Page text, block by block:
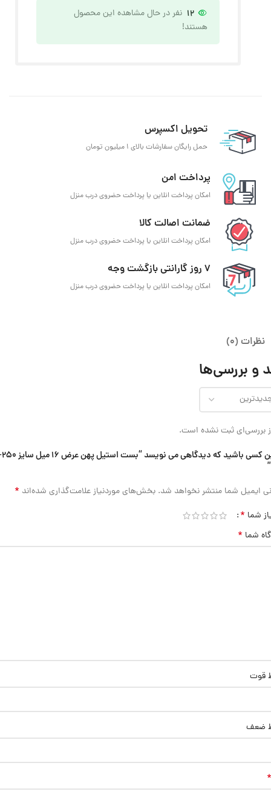
12 نفر در حال مشاهده این محصول
هستند!
تحویل اکسپرس
حمل رایگان سفارشات بالای 1 میلیون تومان
پرداخت امن
امکان پرداخت انلاین یا پرداخت حضروی درب منزل
ضمانت اصالت کالا
امکان پرداخت انلاین یا پرداخت حضروی درب منزل
7 روز گارانتی بازگشت وجه
امکان پرداخت انلاین یا پرداخت حضروی درب منزل
نظرات (0)
و بررسی‌ها
بررسی‌ای ثبت نشده است.
اولین کسی باشید که دیدگاهی
ایمیل شما منتشر نخواهد شد. بخش‌های موردنیاز علامت‌گذاری شده‌اند *
شما *
شما *
قوت
ضعف
*